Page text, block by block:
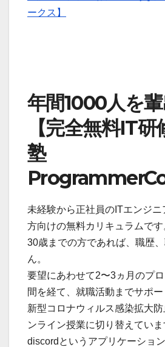
ークス】
年間1000人を
【完全無料IT
塾
未経験から正社員のITエンジ
方向けの無料カリキュラムです
30歳までの方であれば、職歴
ん。
要望にあわせて2〜3ヵ月のプ
間を経て、就職活動までサポー
新型コロナウィルス感染拡大
ンライン授業に切り替えていま
discordというアプリケーショ